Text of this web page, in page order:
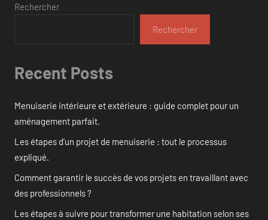
Rechercher
Rechercher
Recent Posts
Menuiserie intérieure et extérieure : guide complet pour un
aménagement parfait.
Les étapes d’un projet de menuiserie : tout le processus
expliqué.
Comment garantir le succès de vos projets en travaillant avec
des professionnels ?
Les étapes à suivre pour transformer une habitation selon ses